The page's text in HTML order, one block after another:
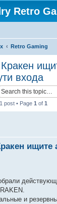
Retro
Retro Gaming
входа
1 post • Page 1 of 1
ищите
и